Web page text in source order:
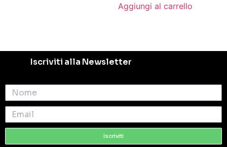
Aggiungi al carrello
Iscriviti alla Newsletter
Iscriviti